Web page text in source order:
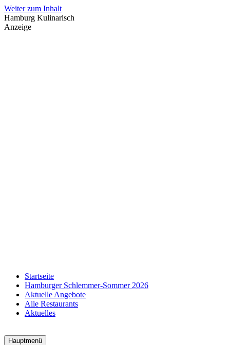
Weiter zum Inhalt
Hamburg Kulinarisch
Anzeige
Startseite
Hamburger Schlemmer-Sommer 2026
Aktuelle Angebote
Alle Restaurants
Aktuelles
Hauptmenü